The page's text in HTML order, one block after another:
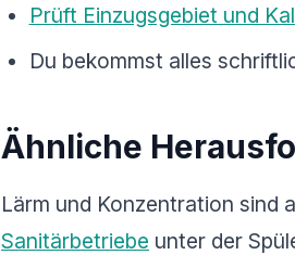
Prüft Einzugsgebiet und
Du bekommst alles
Ähnliche
Lärm und Konzentration sind
Sanitärbetriebe unter der